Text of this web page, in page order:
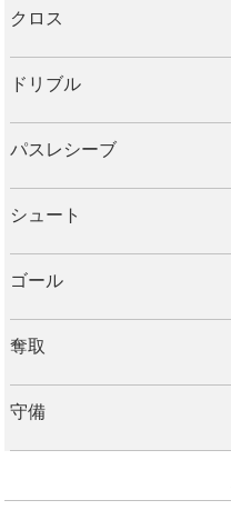
クロス
ドリブル
パスレシーブ
シュート
ゴール
奪取
守備